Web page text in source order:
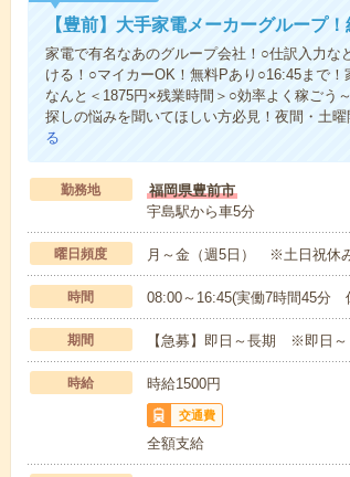
【豊前】大手家電メーカーグループ
家電で有名なあのグループ会社！○仕訳入力
ける！○マイカーOK！無料Pあり○16:45まで
なんと＜1875円×残業時間＞○効率よく稼ごう
探しの悩みを聞いてほしい方必見！夜間・土
る
勤務地
福岡県豊前市
宇島駅から車5分
曜日頻度 月～金（週5日） ※土日祝休
時間 08:00～16:45(実働7時間45分
期間 【急募】即日～長期 ※即日～
時給 時給1500円
交通費
全額支給